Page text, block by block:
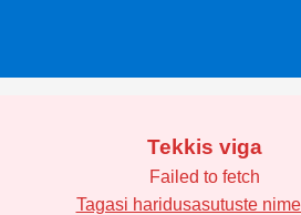
Tekkis viga
Failed to fetch
Tagasi haridusasutuste